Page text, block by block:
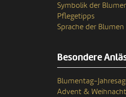
Symbolik der
Pflegetipps
Sprache der Blumen
Besondere
Blumentag-
Advent &